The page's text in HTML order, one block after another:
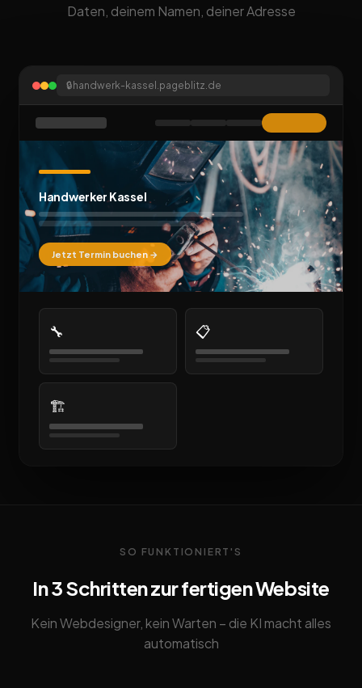
Daten, deinem Namen, deiner Adresse
🔒 handwerk-kassel.pageblitz.de
Handwerker Kassel
Jetzt Termin buchen →
🔧 📋
🏗️
SO FUNKTIONIERT'S
In 3 Schritten zur fertigen Website
Kein Webdesigner, kein Warten – die KI macht alles
automatisch